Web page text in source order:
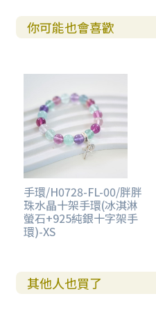
你可能也會喜歡
手環/H0728-FL-00/胖胖
珠水晶十架手環(冰淇淋
螢石+925純銀十字架手
環)-XS
其他人也買了